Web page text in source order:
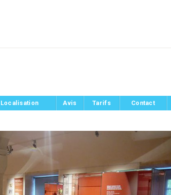
Localisation Avis Tarifs Contact